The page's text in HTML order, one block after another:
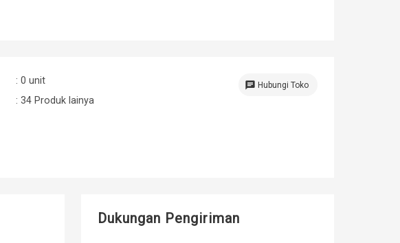
: 0 unit
: 34 Produk lainya
chat Hubungi Toko
Dukungan Pengiriman